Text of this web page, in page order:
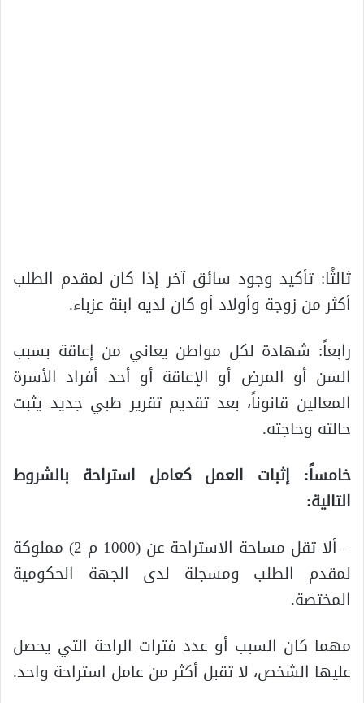
ثالثًا: تأكيد وجود سائق آخر إذا كان لمقدم الطلب
أكثر من زوجة وأولاد أو كان لديه ابنة عزباء.
رابعاً: شهادة لكل مواطن يعاني من إعاقة بسبب
السن أو المرض أو الإعاقة أو أحد أفراد الأسرة
المعالين قانوناً، بعد تقديم تقرير طبي جديد يثبت
حالته وحاجته.
خامساً: إثبات العمل كعامل استراحة بالشروط
التالية:
– ألا تقل مساحة الاستراحة عن (1000 م 2) مملوكة
لمقدم الطلب ومسجلة لدى الجهة الحكومية
المختصة.
مهما كان السبب أو عدد فترات الراحة التي يحصل
عليها الشخص، لا تقبل أكثر من عامل استراحة واحد.